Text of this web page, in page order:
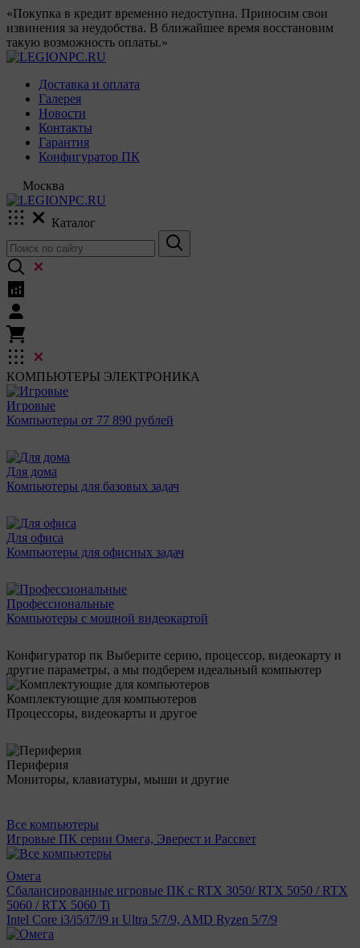
«Покупка в кредит временно недоступна. Приносим свои
извинения за неудобства. В ближайшее время восстановим
такую возможность оплаты.»
Доставка и оплата
Галерея
Новости
Контакты
Гарантия
Конфигуратор ПК
Москва
Каталог
КОМПЬЮТЕРЫ ЭЛЕКТРОНИКА
Игровые
Компьютеры от 77 890 рублей
Для дома
Компьютеры для базовых задач
Для офиса
Компьютеры для офисных задач
Профессиональные
Компьютеры с мощной видеокартой
Конфигуратор пк Выберите серию, процессор, видеокарту и
другие параметры, а мы подберем идеальный компьютер
Комплектующие для компьютеров
Процессоры, видеокарты и другое
Периферия
Мониторы, клавиатуры, мыши и другие
Все компьютеры
Игровые ПК серии Омега, Эверест и Рассвет
Омега
Сбалансированные игровые ПК с RTX 3050/ RTX 5050 / RTX
5060 / RTX 5060 Ti
Intel Core i3/i5/i7/i9 и Ultra 5/7/9, AMD Ryzen 5/7/9